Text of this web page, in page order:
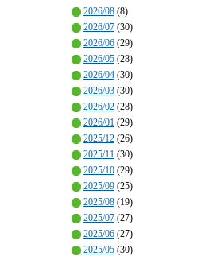
2026/08 (8)
2026/07 (30)
2026/06 (29)
2026/05 (28)
2026/04 (30)
2026/03 (30)
2026/02 (28)
2026/01 (29)
2025/12 (26)
2025/11 (30)
2025/10 (29)
2025/09 (25)
2025/08 (19)
2025/07 (27)
2025/06 (27)
2025/05 (30)